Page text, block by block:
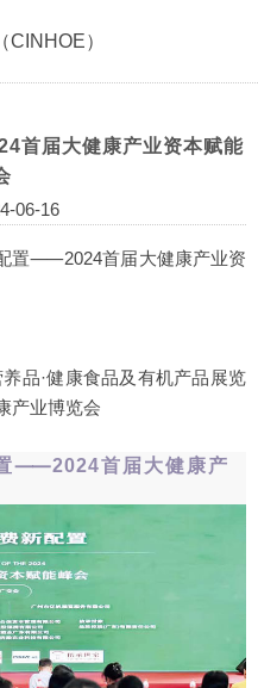
CINHOE）
首届大健康产业资本赋能
06-16
配置⸺2024首届大健康产业资
品·健康食品及有机产品展览
产业博览会
置⸺2024首届大健康产